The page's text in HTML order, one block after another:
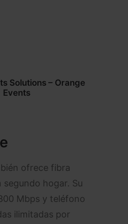
Solutions – Orange
Events
ofrece fibra
hogar. Su
Mbps y teléfono
ilimitadas por